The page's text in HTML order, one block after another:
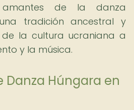
de la danza
tradición ancestral y
la cultura ucraniana a
y la música.
Danza Húngara en